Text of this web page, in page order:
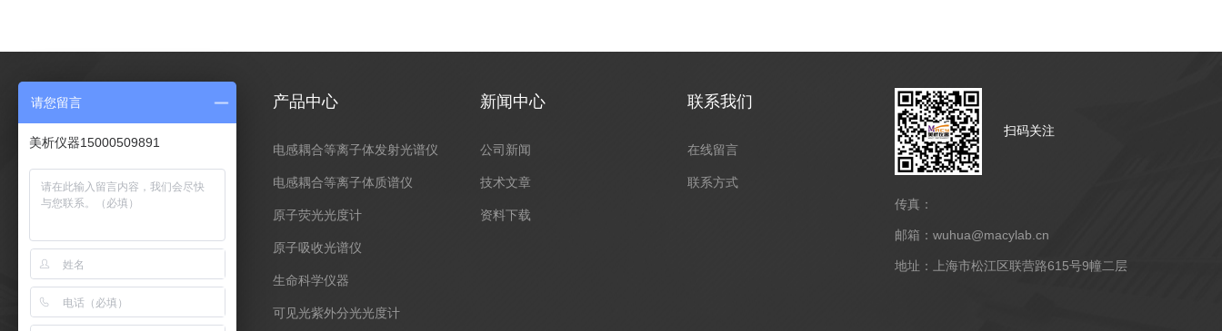
关于我们
公司简介
荣誉资质
产品中心
电感耦合等离子体发射光谱仪
电感耦合等离子体质谱仪
原子荧光光度计
原子吸收光谱仪
生命科学仪器
可见光紫外分光光度计
新闻中心
公司新闻
技术文章
资料下载
联系我们
在线留言
联系方式
扫码关注
传真：
邮箱：wuhua@macylab.cn
地址：上海市松江区联营路615号9幢二层
请您留言
美析仪器15000509891